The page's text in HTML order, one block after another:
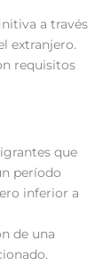
a través
extranjero.
requisitos
que
período
inferior a
de una